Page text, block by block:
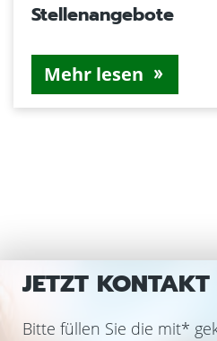
Stellenangebote
Mehr lesen
JETZT
Bitte füllen Sie die mit*